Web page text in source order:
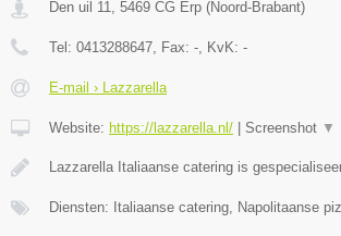
Den uil 11 5469 CG Erp (Noord-Brabant)
Tel: 0413288647 , Fax: - , KvK: -
E-mail › Lazzarella
Website: https://lazzarella.nl/ Screenshot ▼
Lazzarella Italiaanse catering is
Diensten: Italiaanse catering, Napolitaanse